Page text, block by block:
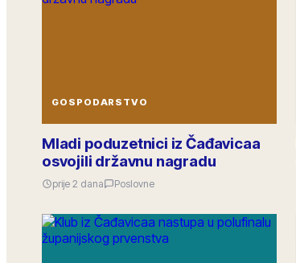
GOSPODARSTVO
Mladi poduzetnici iz Čađavicaa
osvojili državnu nagradu
prije 2 dana Poslovne